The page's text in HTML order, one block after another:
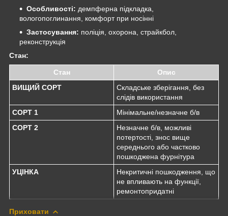
Особливості: демпферна підкладка,
вологопоглинання, комфорт при носінні
Застосування: поліція, охорона, страйкбол,
реконструкція
Стан:
Стан
Опис
ВИЩИЙ СОРТ
Складське зберігання, без
слідів використання
СОРТ 1
Мінімальне/незначне б/в
СОРТ 2
Незначне б/в, можливі
потертості, знос вище
середнього або частково
пошкоджена фурнітура
УЦІНКА
Некритичні пошкодження, що
не впливають на функції,
ремонтопридатні
Приховати